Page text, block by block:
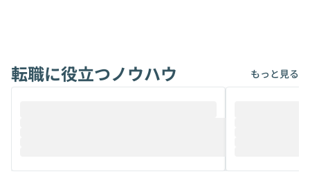
けでなく、想像以上の範囲まで自動化でき
ることは、まだあまり知られていません。
メルカリでの判断基準をもとに「なぜClau
は、評判では
ているAIを選ぶこ
それぞれの本当
転職に役立つノウハウ もっと見る